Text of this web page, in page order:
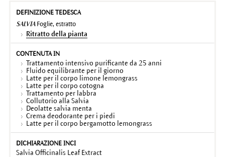
SALVIAFoglie, estratto
Ritratto della pianta
Trattamento intensivo purificante da 25 anni
Fluido equilibrante per il giorno
Latte per il corpo limone lemongrass
Latte per il corpo cotogna
Trattamento per labbra
Collutorio alla Salvia
Deolatte salvia menta
Crema deodorante per i piedi
Latte per il corpo bergamotto lemongrass
Salvia Officinalis Leaf Extract